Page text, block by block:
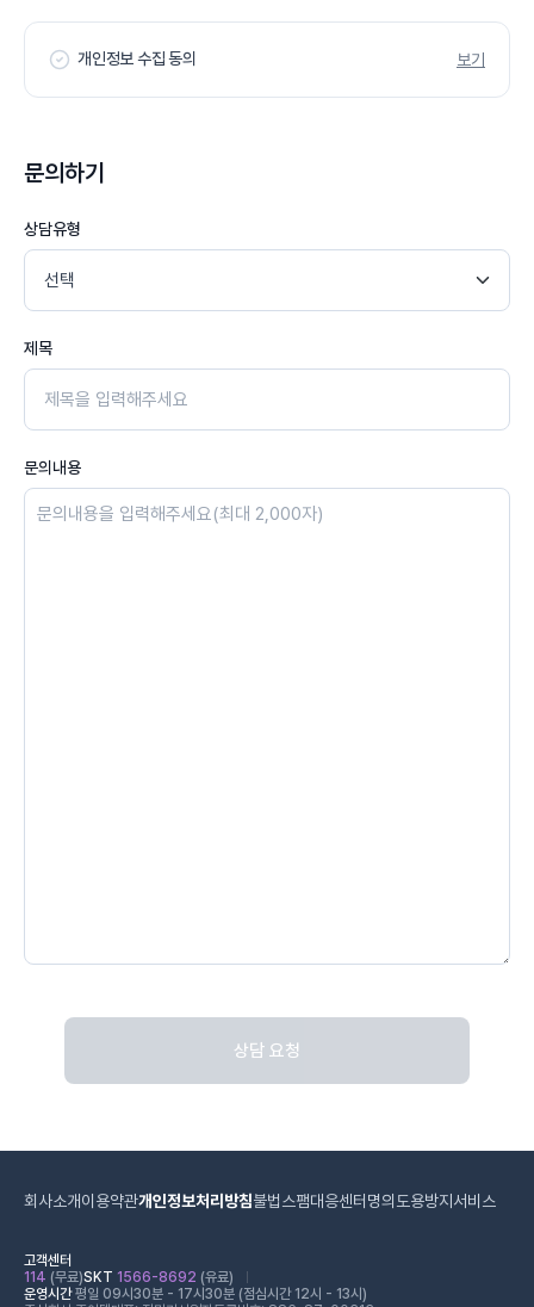
개인정보 수집 동의 보기
문의하기
상담유형
제목
문의내용
상담 요청
회사소개이용약관개인정보처리방침불법스팸대응센터 명의도용방지서비스
고객센터
114 (무료)SKT 1566-8692 (유료)
운영시간평일 09시30분 - 17시30분 (점심시간 12시 - 13시)